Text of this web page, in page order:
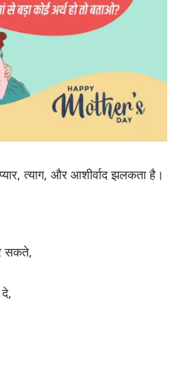
त्याग, और आशीर्वाद झलकता है।
सकते,